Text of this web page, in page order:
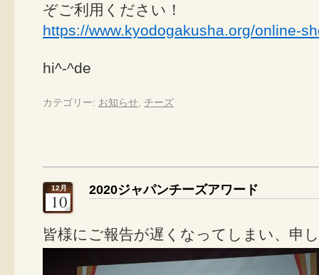
ぞご利用ください！
https://www.kyodogakusha.org/online-
hi^-^de
カテゴリー: お知らせ チーズ
12月
10
2020ジャパンチーズアワード
皆様にご報告が遅くなってしまい、申